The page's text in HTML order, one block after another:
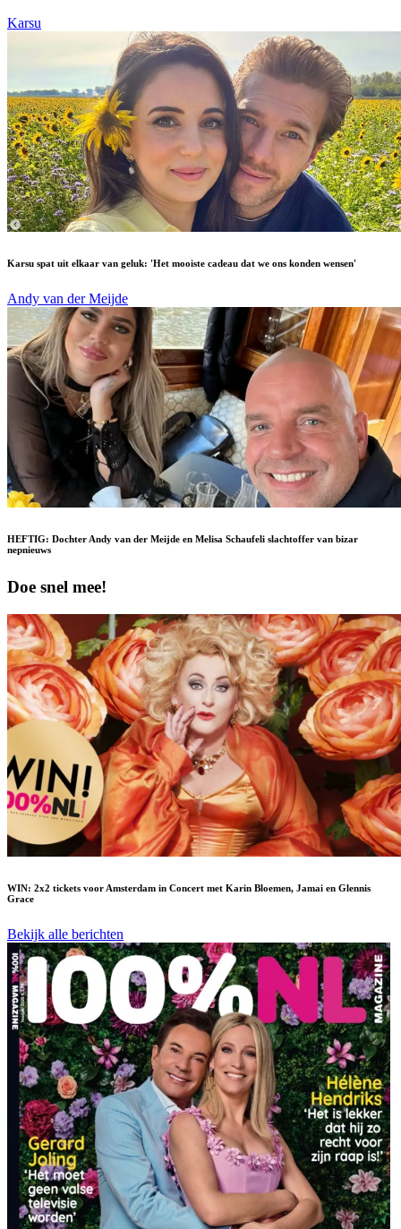
Karsu
Karsu spat uit elkaar van geluk: 'Het mooiste cadeau dat we ons konden wensen'
Andy van der Meijde
HEFTIG: Dochter Andy van der Meijde en Melisa Schaufeli slachtoffer van bizar
nepnieuws
Doe snel mee!
WIN: 2x2 tickets voor Amsterdam in Concert met Karin Bloemen, Jamai en Glennis
Grace
Bekijk alle berichten